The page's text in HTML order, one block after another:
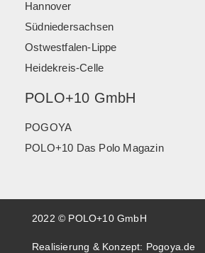
Hannover
Südniedersachsen
Ostwestfalen-Lippe
Heidekreis-Celle
POLO+10 GmbH
POGOYA
POLO+10 Das Polo Magazin
2022 © POLO+10 GmbH
Realisierung & Konzept: Pogoya.de